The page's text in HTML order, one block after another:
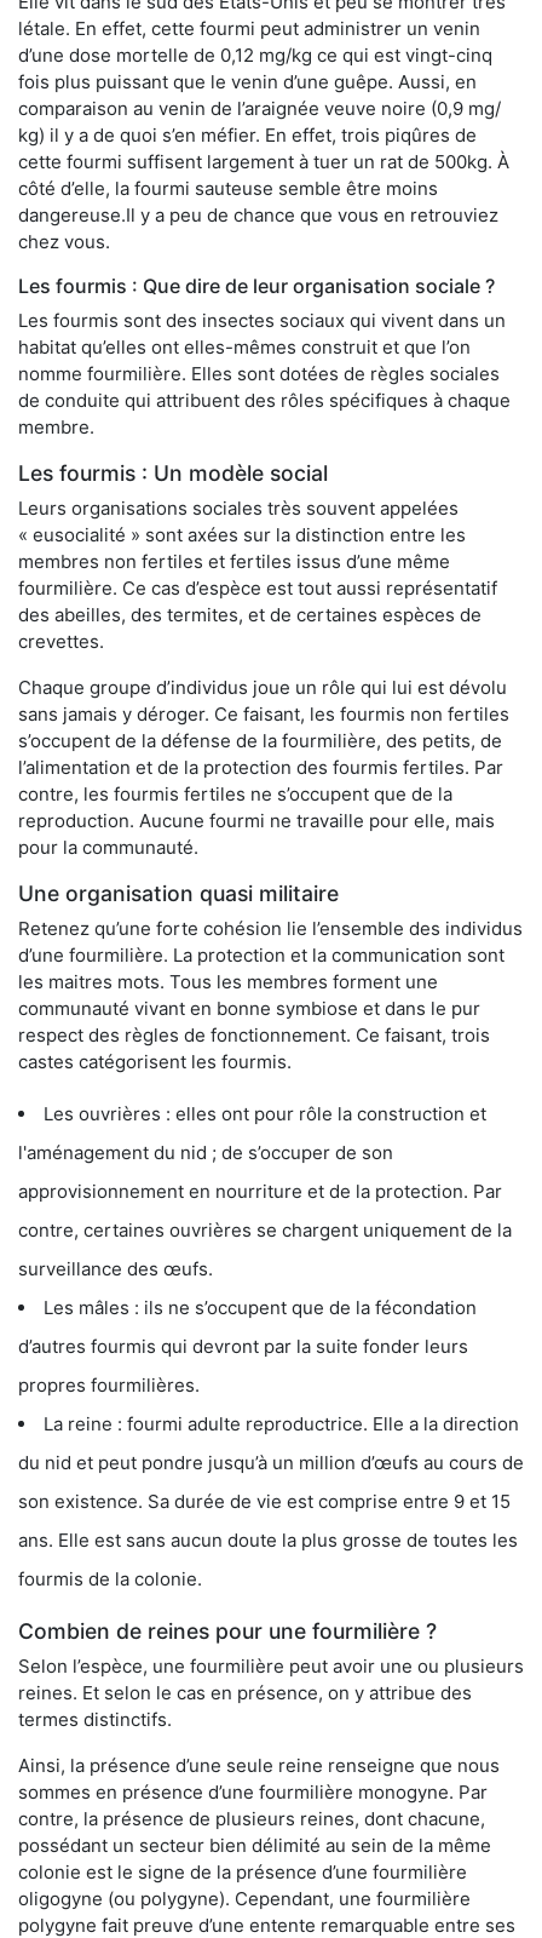
létale. En effet, cette fourmi peut administrer un venin
d’une dose mortelle de 0,12 mg/kg ce qui est vingt-cinq
fois plus puissant que le venin d’une guêpe. Aussi, en
comparaison au venin de l’araignée veuve noire (0,9 mg/
kg) il y a de quoi s’en méfier. En effet, trois piqûres de
cette fourmi suffisent largement à tuer un rat de 500kg. À
côté d’elle, la fourmi sauteuse semble être moins
dangereuse.Il y a peu de chance que vous en retrouviez
chez vous.
Les fourmis : Que dire de leur organisation sociale ?
Les fourmis sont des insectes sociaux qui vivent dans un
habitat qu’elles ont elles-mêmes construit et que l’on
nomme fourmilière. Elles sont dotées de règles sociales
de conduite qui attribuent des rôles spécifiques à chaque
membre.
Les fourmis : Un modèle social
Leurs organisations sociales très souvent appelées
« eusocialité » sont axées sur la distinction entre les
membres non fertiles et fertiles issus d’une même
fourmilière. Ce cas d’espèce est tout aussi représentatif
des abeilles, des termites, et de certaines espèces de
crevettes.
Chaque groupe d’individus joue un rôle qui lui est dévolu
sans jamais y déroger. Ce faisant, les fourmis non fertiles
s’occupent de la défense de la fourmilière, des petits, de
l’alimentation et de la protection des fourmis fertiles. Par
contre, les fourmis fertiles ne s’occupent que de la
reproduction. Aucune fourmi ne travaille pour elle, mais
pour la communauté.
Une organisation quasi militaire
Retenez qu’une forte cohésion lie l’ensemble des individus
d’une fourmilière. La protection et la communication sont
les maitres mots. Tous les membres forment une
communauté vivant en bonne symbiose et dans le pur
respect des règles de fonctionnement. Ce faisant, trois
castes catégorisent les fourmis.
Les ouvrières : elles ont pour rôle la construction et
l'aménagement du nid ; de s’occuper de son
approvisionnement en nourriture et de la protection. Par
contre, certaines ouvrières se chargent uniquement de la
surveillance des œufs.
Les mâles : ils ne s’occupent que de la fécondation
d’autres fourmis qui devront par la suite fonder leurs
propres fourmilières.
La reine : fourmi adulte reproductrice. Elle a la direction
du nid et peut pondre jusqu’à un million d’œufs au cours de
son existence. Sa durée de vie est comprise entre 9 et 15
ans. Elle est sans aucun doute la plus grosse de toutes les
fourmis de la colonie.
Combien de reines pour une fourmilière ?
Selon l’espèce, une fourmilière peut avoir une ou plusieurs
reines. Et selon le cas en présence, on y attribue des
termes distinctifs.
Ainsi, la présence d’une seule reine renseigne que nous
sommes en présence d’une fourmilière monogyne. Par
contre, la présence de plusieurs reines, dont chacune,
possédant un secteur bien délimité au sein de la même
colonie est le signe de la présence d’une fourmilière
oligogyne (ou polygyne). Cependant, une fourmilière
polygyne fait preuve d’une entente remarquable entre ses